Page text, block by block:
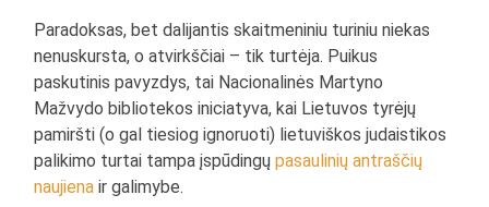
Paradoksas, bet dalijantis skaitmeniniu turiniu niekas
nenuskursta, o atvirkščiai – tik turtėja. Puikus
paskutinis pavyzdys, tai Nacionalinės Martyno
Mažvydo bibliotekos iniciatyva, kai Lietuvos tyrėjų
pamiršti (o gal tiesiog ignoruoti) lietuviškos judaistikos
palikimo turtai tampa įspūdingųpasaulinių antraščių
naujiena ir galimybe.